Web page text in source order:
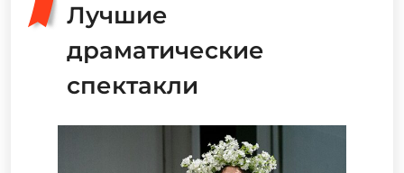
Лучшие
драматические
спектакли